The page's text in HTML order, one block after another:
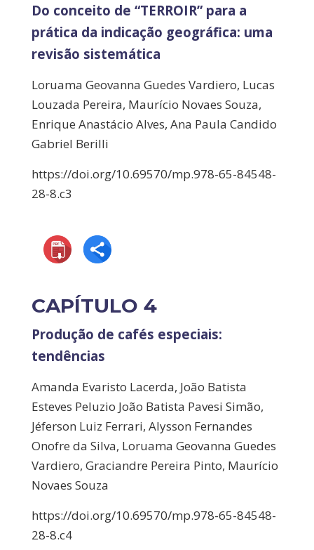
Do conceito de “TERROIR” para a
prática da indicação geográfica: uma
revisão sistemática
Loruama Geovanna Guedes Vardiero, Lucas
Louzada Pereira, Maurício Novaes Souza,
Enrique Anastácio Alves, Ana Paula Candido
Gabriel Berilli
https://doi.org/10.69570/mp.978-65-84548-
28-8.c3
CAPÍTULO 4
Produção de cafés especiais:
tendências
Amanda Evaristo Lacerda, João Batista
Esteves Peluzio João Batista Pavesi Simão,
Jéferson Luiz Ferrari, Alysson Fernandes
Onofre da Silva, Loruama Geovanna Guedes
Vardiero, Graciandre Pereira Pinto, Maurício
Novaes Souza
https://doi.org/10.69570/mp.978-65-84548-
28-8.c4